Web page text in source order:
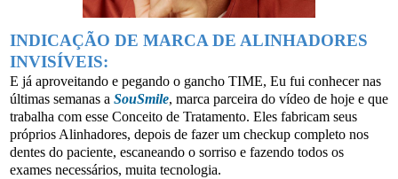
INDICAÇÃO DE MARCA DE ALINHADORES
INVISÍVEIS:
E já aproveitando e pegando o gancho TIME, Eu fui conhecer nas
últimas semanas a SouSmile, marca parceira do vídeo de hoje e que
trabalha com esse Conceito de Tratamento. Eles fabricam seus
próprios Alinhadores, depois de fazer um checkup completo nos
dentes do paciente, escaneando o sorriso e fazendo todos os
exames necessários, muita tecnologia.